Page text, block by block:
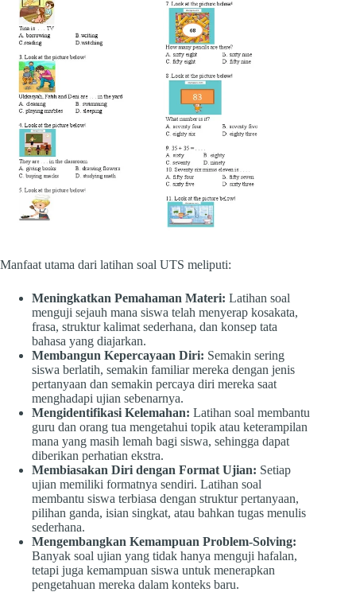
Manfaat utama dari latihan soal UTS meliputi:
Meningkatkan Pemahaman Materi: Latihan soal
menguji sejauh mana siswa telah menyerap kosakata,
frasa, struktur kalimat sederhana, dan konsep tata
bahasa yang diajarkan.
Membangun Kepercayaan Diri: Semakin sering
siswa berlatih, semakin familiar mereka dengan jenis
pertanyaan dan semakin percaya diri mereka saat
menghadapi ujian sebenarnya.
Mengidentifikasi Kelemahan: Latihan soal membantu
guru dan orang tua mengetahui topik atau keterampilan
mana yang masih lemah bagi siswa, sehingga dapat
diberikan perhatian ekstra.
Membiasakan Diri dengan Format Ujian: Setiap
ujian memiliki formatnya sendiri. Latihan soal
membantu siswa terbiasa dengan struktur pertanyaan,
pilihan ganda, isian singkat, atau bahkan tugas menulis
sederhana.
Mengembangkan Kemampuan Problem-Solving:
Banyak soal ujian yang tidak hanya menguji hafalan,
tetapi juga kemampuan siswa untuk menerapkan
pengetahuan mereka dalam konteks baru.